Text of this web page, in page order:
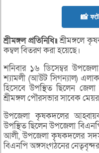
📸
শ্রীমঙ্গল প্রতিনিধি॥শ্রীমঙ্গলে
কম্বল বিতরণ করা হয়েছে।
শনিবার ১৬ ডিসেম্বর
শ্যামলী (আউট সিগন্যাল)
হিসেবে উপস্থিত ছিলেন
শ্রীমঙ্গল পৌরসভার সাবেক
উপজেলা কৃষকদলের
উপস্থিত ছিলেন উপজেলা
আলী, উপজেলা কৃষকদলের
বিএনপি অঙ্গসংগঠনের